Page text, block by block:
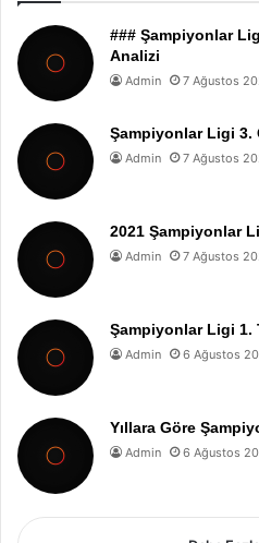
### Şampiyonlar
Analizi
Admin 7 Ağustos
Şampiyonlar Ligi 3.
Admin 7 Ağustos
2021 Şampiyonlar
Admin 7 Ağustos
Şampiyonlar Ligi 1.
Admin 6 Ağustos
Yıllara Göre
Admin 6 Ağustos